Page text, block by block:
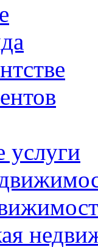
услуги